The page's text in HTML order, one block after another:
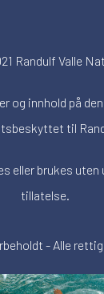
Randulf Valle
og innhold på
til
eller brukes
tillatelse.
- Alle